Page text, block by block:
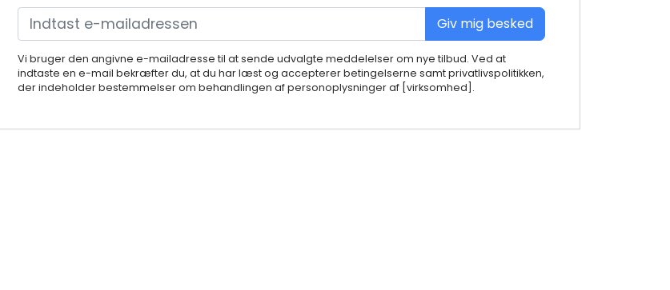
Giv mig besked
Vi bruger den angivne e-mailadresse til at sende udvalgte meddelelser om nye tilbud. Ved at
indtaste en e-mail bekræfter du, at du har læst og accepterer betingelserne samt privatlivspolitikken,
der indeholder bestemmelser om behandlingen af personoplysninger af [virksomhed].